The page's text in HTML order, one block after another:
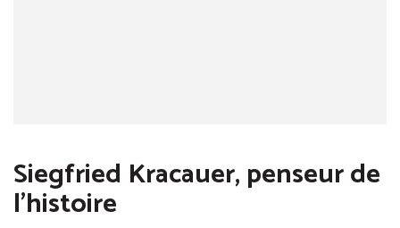
Siegfried Kracauer, penseur de
l'histoire